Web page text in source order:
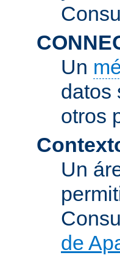
Un
datos
otros
Un
de